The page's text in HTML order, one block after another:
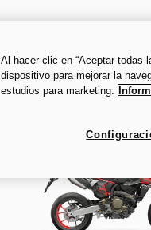
Al hacer clic en “Aceptar todas
dispositivo para mejorar la
estudios para marketing.